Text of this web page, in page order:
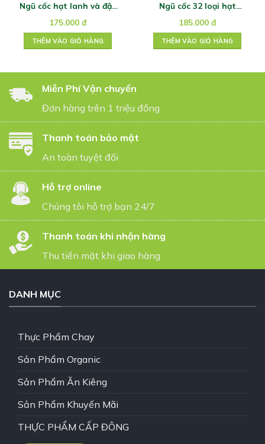
Ngũ cốc hạt lanh và đậu
175.000 đ
THÊM VÀO GIỎ HÀNG
Ngũ cốc 32 loại hạt
185.000 đ
THÊM VÀO GIỎ HÀNG
Miễn Phí Vận chuyển
Đơn hàng trên 1 triệu đồng
Thanh toán bảo mật
An toàn tuyệt đối
Hỗ trợ online
Chúng tôi hỗ trợ bạn 24/7
Thanh toán khi nhận hàng
Thu tiền mặt khi giao hàng
DANH MỤC
Thực Phẩm Chay
Sản Phẩm Organic
Sản Phẩm Ăn Kiêng
Sản Phẩm Khuyến Mãi
THỰC PHẨM CẤP ĐÔNG